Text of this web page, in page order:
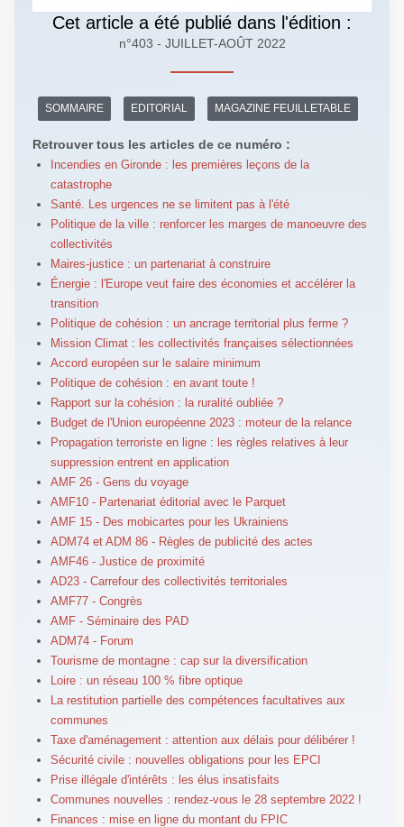
Cet article a été publié dans l'édition :
n°403 - JUILLET-AOÛT 2022
SOMMAIRE EDITORIAL MAGAZINE FEUILLETABLE
Retrouver tous les articles de ce numéro :
Incendies en Gironde : les premières leçons de la
catastrophe
Santé. Les urgences ne se limitent pas à l'été
Politique de la ville : renforcer les marges de manoeuvre des
collectivités
Maires-justice : un partenariat à construire
Énergie : l'Europe veut faire des économies et accélérer la
transition
Politique de cohésion : un ancrage territorial plus ferme ?
Mission Climat : les collectivités françaises sélectionnées
Accord européen sur le salaire minimum
Politique de cohésion : en avant toute !
Rapport sur la cohésion : la ruralité oubliée ?
Budget de l'Union européenne 2023 : moteur de la relance
Propagation terroriste en ligne : les règles relatives à leur
suppression entrent en application
AMF 26 - Gens du voyage
AMF10 - Partenariat éditorial avec le Parquet
AMF 15 - Des mobicartes pour les Ukrainiens
ADM74 et ADM 86 - Règles de publicité des actes
AMF46 - Justice de proximité
AD23 - Carrefour des collectivités territoriales
AMF77 - Congrès
AMF - Séminaire des PAD
ADM74 - Forum
Tourisme de montagne : cap sur la diversification
Loire : un réseau 100 % fibre optique
La restitution partielle des compétences facultatives aux
communes
Taxe d'aménagement : attention aux délais pour délibérer !
Sécurité civile : nouvelles obligations pour les EPCI
Prise illégale d'intérêts : les élus insatisfaits
Communes nouvelles : rendez-vous le 28 septembre 2022 !
Finances : mise en ligne du montant du FPIC